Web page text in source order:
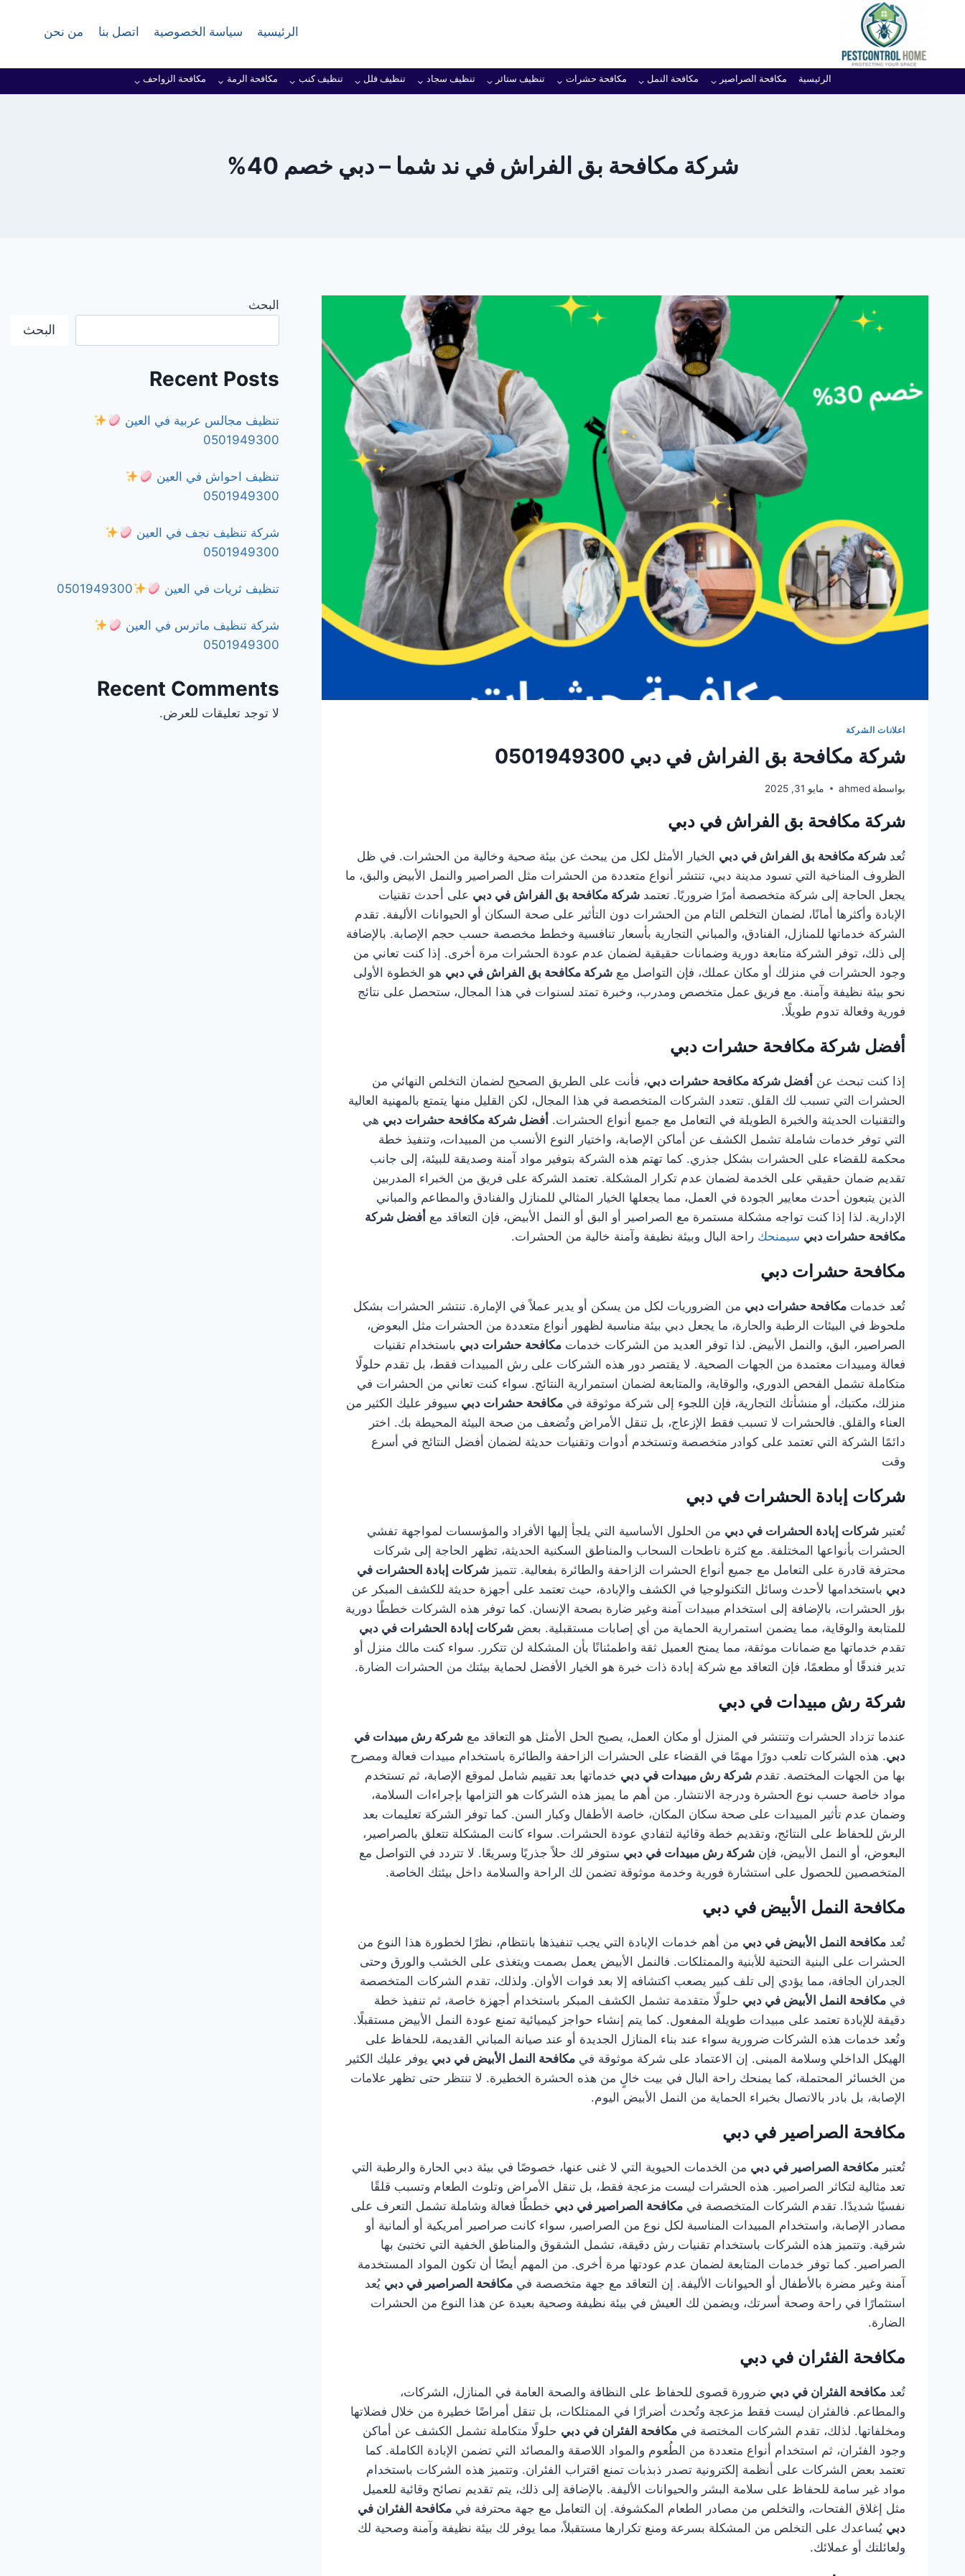
المحتوى
الرئيسية سياسة الخصوصية اتصل بنا من نحن
الرئيسية مكافحة الصراصير مكافحة النمل مكافحة حشرات تنظيف ستائر تنظيف سجاد تنظيف فلل تنظيف كنب مكافحة الرمة مكافحة الزواحف
شركة مكافحة بق الفراش في ند شما – دبي خصم 40%
اعلانات الشركة
شركة مكافحة بق الفراش في دبي 0501949300
بواسطة ahmed مايو 31, 2025
شركة مكافحة بق الفراش في دبي
تُعدشركة مكافحة بق الفراش في دبي الخيار الأمثل لكل من يبحث عن بيئة صحية وخالية من الحشرات. في ظل
الظروف المناخية التي تسود مدينة دبي، تنتشر أنواع متعددة من الحشرات مثل الصراصير والنمل الأبيض والبق، ما
يجعل الحاجة إلى شركة متخصصة أمرًا ضروريًا. تعتمدشركة مكافحة بق الفراش في دبي على أحدث تقنيات
الإبادة وأكثرها أمانًا، لضمان التخلص التام من الحشرات دون التأثير على صحة السكان أو الحيوانات الأليفة. تقدم
الشركة خدماتها للمنازل، الفنادق، والمباني التجارية بأسعار تنافسية وخطط مخصصة حسب حجم الإصابة. بالإضافة
إلى ذلك، توفر الشركة متابعة دورية وضمانات حقيقية لضمان عدم عودة الحشرات مرة أخرى. إذا كنت تعاني من
وجود الحشرات في منزلك أو مكان عملك، فإن التواصل معشركة مكافحة بق الفراش في دبي هو الخطوة الأولى
نحو بيئة نظيفة وآمنة. مع فريق عمل متخصص ومدرب، وخبرة تمتد لسنوات في هذا المجال، ستحصل على نتائج
فورية وفعالة تدوم طويلًا.
أفضل شركة مكافحة حشرات دبي
إذا كنت تبحث عنأفضل شركة مكافحة حشرات دبي، فأنت على الطريق الصحيح لضمان التخلص النهائي من
الحشرات التي تسبب لك القلق. تتعدد الشركات المتخصصة في هذا المجال، لكن القليل منها يتمتع بالمهنية العالية
والتقنيات الحديثة والخبرة الطويلة في التعامل مع جميع أنواع الحشرات.أفضل شركة مكافحة حشرات دبي هي
التي توفر خدمات شاملة تشمل الكشف عن أماكن الإصابة، واختيار النوع الأنسب من المبيدات، وتنفيذ خطة
محكمة للقضاء على الحشرات بشكل جذري. كما تهتم هذه الشركة بتوفير مواد آمنة وصديقة للبيئة، إلى جانب
تقديم ضمان حقيقي على الخدمة لضمان عدم تكرار المشكلة. تعتمد الشركة على فريق من الخبراء المدربين
الذين يتبعون أحدث معايير الجودة في العمل، مما يجعلها الخيار المثالي للمنازل والفنادق والمطاعم والمباني
الإدارية. لذا إذا كنت تواجه مشكلة مستمرة مع الصراصير أو البق أو النمل الأبيض، فإن التعاقد معأفضل شركة
مكافحة حشرات دبي سيمنحك راحة البال وبيئة نظيفة وآمنة خالية من الحشرات.
مكافحة حشرات دبي
تُعد خدماتمكافحة حشرات دبي من الضروريات لكل من يسكن أو يدير عملاً في الإمارة. تنتشر الحشرات بشكل
ملحوظ في البيئات الرطبة والحارة، ما يجعل دبي بيئة مناسبة لظهور أنواع متعددة من الحشرات مثل البعوض،
الصراصير، البق، والنمل الأبيض. لذا توفر العديد من الشركات خدماتمكافحة حشرات دبي باستخدام تقنيات
فعالة ومبيدات معتمدة من الجهات الصحية. لا يقتصر دور هذه الشركات على رش المبيدات فقط، بل تقدم حلولًا
متكاملة تشمل الفحص الدوري، والوقاية، والمتابعة لضمان استمرارية النتائج. سواء كنت تعاني من الحشرات في
منزلك، مكتبك، أو منشأتك التجارية، فإن اللجوء إلى شركة موثوقة فيمكافحة حشرات دبي سيوفر عليك الكثير من
العناء والقلق. فالحشرات لا تسبب فقط الإزعاج، بل تنقل الأمراض وتُضعف من صحة البيئة المحيطة بك. اختر
دائمًا الشركة التي تعتمد على كوادر متخصصة وتستخدم أدوات وتقنيات حديثة لضمان أفضل النتائج في أسرع
وقت
شركات إبادة الحشرات في دبي
تُعتبرشركات إبادة الحشرات في دبي من الحلول الأساسية التي يلجأ إليها الأفراد والمؤسسات لمواجهة تفشي
الحشرات بأنواعها المختلفة. مع كثرة ناطحات السحاب والمناطق السكنية الحديثة، تظهر الحاجة إلى شركات
محترفة قادرة على التعامل مع جميع أنواع الحشرات الزاحفة والطائرة بفعالية. تتميزشركات إبادة الحشرات في
دبي باستخدامها لأحدث وسائل التكنولوجيا في الكشف والإبادة، حيث تعتمد على أجهزة حديثة للكشف المبكر عن
بؤر الحشرات، بالإضافة إلى استخدام مبيدات آمنة وغير ضارة بصحة الإنسان. كما توفر هذه الشركات خططًا دورية
للمتابعة والوقاية، مما يضمن استمرارية الحماية من أي إصابات مستقبلية. بعضشركات إبادة الحشرات في دبي
تقدم خدماتها مع ضمانات موثقة، مما يمنح العميل ثقة واطمئنانًا بأن المشكلة لن تتكرر. سواء كنت مالك منزل أو
تدير فندقًا أو مطعمًا، فإن التعاقد مع شركة إبادة ذات خبرة هو الخيار الأفضل لحماية بيئتك من الحشرات الضارة.
شركة رش مبيدات في دبي
عندما تزداد الحشرات وتنتشر في المنزل أو مكان العمل، يصبح الحل الأمثل هو التعاقد معشركة رش مبيدات في
دبي. هذه الشركات تلعب دورًا مهمًا في القضاء على الحشرات الزاحفة والطائرة باستخدام مبيدات فعالة ومصرح
بها من الجهات المختصة. تقدمشركة رش مبيدات في دبي خدماتها بعد تقييم شامل لموقع الإصابة، ثم تستخدم
مواد خاصة حسب نوع الحشرة ودرجة الانتشار. من أهم ما يميز هذه الشركات هو التزامها بإجراءات السلامة،
وضمان عدم تأثير المبيدات على صحة سكان المكان، خاصة الأطفال وكبار السن. كما توفر الشركة تعليمات بعد
الرش للحفاظ على النتائج، وتقديم خطة وقائية لتفادي عودة الحشرات. سواء كانت المشكلة تتعلق بالصراصير،
البعوض، أو النمل الأبيض، فإنشركة رش مبيدات في دبي ستوفر لك حلاً جذريًا وسريعًا. لا تتردد في التواصل مع
المتخصصين للحصول على استشارة فورية وخدمة موثوقة تضمن لك الراحة والسلامة داخل بيئتك الخاصة.
مكافحة النمل الأبيض في دبي
تُعدمكافحة النمل الأبيض في دبي من أهم خدمات الإبادة التي يجب تنفيذها بانتظام، نظرًا لخطورة هذا النوع من
الحشرات على البنية التحتية للأبنية والممتلكات. فالنمل الأبيض يعمل بصمت ويتغذى على الخشب والورق وحتى
الجدران الجافة، مما يؤدي إلى تلف كبير يصعب اكتشافه إلا بعد فوات الأوان. ولذلك، تقدم الشركات المتخصصة
فيمكافحة النمل الأبيض في دبي حلولًا متقدمة تشمل الكشف المبكر باستخدام أجهزة خاصة، ثم تنفيذ خطة
دقيقة للإبادة تعتمد على مبيدات طويلة المفعول. كما يتم إنشاء حواجز كيميائية تمنع عودة النمل الأبيض مستقبلًا.
وتُعد خدمات هذه الشركات ضرورية سواء عند بناء المنازل الجديدة أو عند صيانة المباني القديمة، للحفاظ على
الهيكل الداخلي وسلامة المبنى. إن الاعتماد على شركة موثوقة فيمكافحة النمل الأبيض في دبي يوفر عليك الكثير
من الخسائر المحتملة، كما يمنحك راحة البال في بيت خالٍ من هذه الحشرة الخطيرة. لا تنتظر حتى تظهر علامات
الإصابة، بل بادر بالاتصال بخبراء الحماية من النمل الأبيض اليوم.
مكافحة الصراصير في دبي
تُعتبرمكافحة الصراصير في دبي من الخدمات الحيوية التي لا غنى عنها، خصوصًا في بيئة دبي الحارة والرطبة التي
تعد مثالية لتكاثر الصراصير. هذه الحشرات ليست مزعجة فقط، بل تنقل الأمراض وتلوث الطعام وتسبب قلقًا
نفسيًا شديدًا. تقدم الشركات المتخصصة فيمكافحة الصراصير في دبي خططًا فعالة وشاملة تشمل التعرف على
مصادر الإصابة، واستخدام المبيدات المناسبة لكل نوع من الصراصير، سواء كانت صراصير أمريكية أو ألمانية أو
شرقية. وتتميز هذه الشركات باستخدام تقنيات رش دقيقة، تشمل الشقوق والمناطق الخفية التي تختبئ بها
الصراصير. كما توفر خدمات المتابعة لضمان عدم عودتها مرة أخرى. من المهم أيضًا أن تكون المواد المستخدمة
آمنة وغير مضرة بالأطفال أو الحيوانات الأليفة. إن التعاقد مع جهة متخصصة فيمكافحة الصراصير في دبي يُعد
استثمارًا في راحة وصحة أسرتك، ويضمن لك العيش في بيئة نظيفة وصحية بعيدة عن هذا النوع من الحشرات
الضارة.
مكافحة الفئران في دبي
تُعدمكافحة الفئران في دبي ضرورة قصوى للحفاظ على النظافة والصحة العامة في المنازل، الشركات،
والمطاعم. فالفئران ليست فقط مزعجة وتُحدث أضرارًا في الممتلكات، بل تنقل أمراضًا خطيرة من خلال فضلاتها
ومخلفاتها. لذلك، تقدم الشركات المختصة فيمكافحة الفئران في دبي حلولًا متكاملة تشمل الكشف عن أماكن
وجود الفئران، ثم استخدام أنواع متعددة من الطُعوم والمواد اللاصقة والمصائد التي تضمن الإبادة الكاملة. كما
تعتمد بعض الشركات على أنظمة إلكترونية تصدر ذبذبات تمنع اقتراب الفئران. وتتميز هذه الشركات باستخدام
مواد غير سامة للحفاظ على سلامة البشر والحيوانات الأليفة. بالإضافة إلى ذلك، يتم تقديم نصائح وقائية للعميل
مثل إغلاق الفتحات، والتخلص من مصادر الطعام المكشوفة. إن التعامل مع جهة محترفة فيمكافحة الفئران في
دبي يُساعدك على التخلص من المشكلة بسرعة ومنع تكرارها مستقبلاً، مما يوفر لك بيئة نظيفة وآمنة وصحية لك
ولعائلتك أو عملائك.
البحث
البحث
Recent Posts
تنظيف مجالس عربية في العين
0501949300
تنظيف احواش في العين
0501949300
شركة تنظيف نجف في العين
0501949300
تنظيف ثريات في العين 0501949300
شركة تنظيف ماترس في العين
0501949300
Recent Comments
لا توجد تعليقات للعرض.